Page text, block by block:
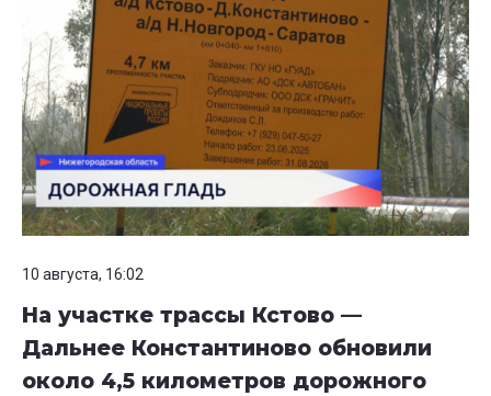
10 августа, 16:02
На участке трассы Кстово —
Дальнее Константиново обновили
около 4,5 километров дорожного